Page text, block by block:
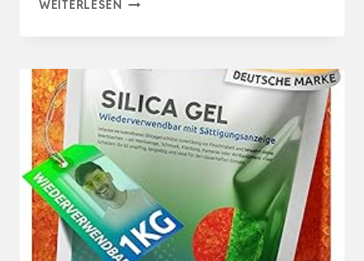
WEITERLESEN LENS-
BEUTEL
TROCKENMITTEL
ORANGE
REGENERIERBAR
MIT
INDIKATOR
ALS